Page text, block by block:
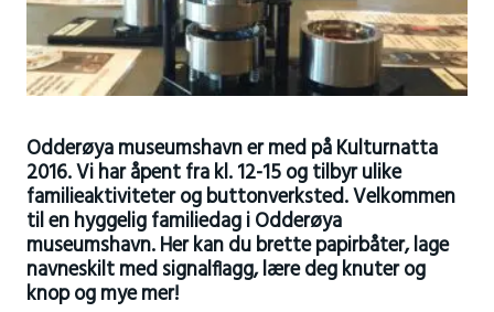
Odderøya museumshavn er med på Kulturnatta
2016. Vi har åpent fra kl. 12-15 og tilbyr ulike
familieaktiviteter og buttonverksted.Velkommen
til en hyggelig familiedag i Odderøya
museumshavn. Her kan du brette papirbåter, lage
navneskilt med signalflagg, lære deg knuter og
knop og mye mer!